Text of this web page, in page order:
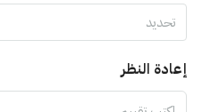
تحديد
إعادة النظر